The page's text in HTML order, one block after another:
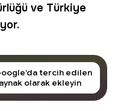
ve Türkiye
tercih edilen
olarak ekleyin